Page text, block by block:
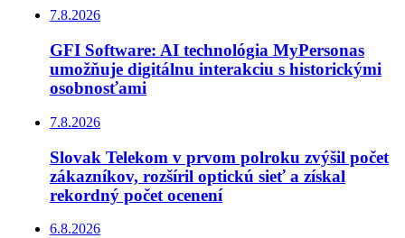
7.8.2026
GFI Software: AI technológia MyPersonas
umožňuje digitálnu interakciu s historickými
osobnosťami
7.8.2026
Slovak Telekom v prvom polroku zvýšil počet
zákazníkov, rozšíril optickú sieť a získal
rekordný počet ocenení
6.8.2026